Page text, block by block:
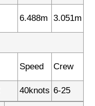
6.488m 3.051m
Speed Crew
40knots 6-25